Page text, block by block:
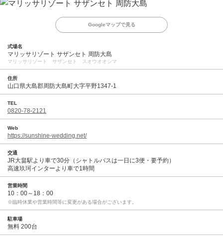
Googleマップで見る
式場名
マリッサリゾート サザンセト 周防大島
マリッサリゾート サザンセト スオウオオシマ
住所
山口県大島郡周防大島町大字平野1347-1
TEL
0820-78-2121
Web
https://sunshine-wedding.net/
交通
JR大畠駅より車で30分（シャトルバスは一日に3便・要予約）
高速玖珂インターより車で1時間
営業時間
10：00～18：00
※臨時休業や営業時間等に変更がある場合がございます。
駐車場
無料 200台